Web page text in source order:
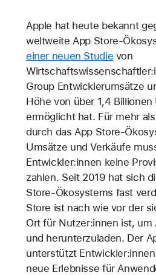
Apple hat heute bekannt
weltweite App Store-
einer neuen Studie von
Group Entwicklerumsätze
Höhe von über 1,4 Billionen
ermöglicht hat. Für mehr
durch das App Store-
Umsätze und Verkäufe
Entwickler:innen keine
zahlen. Seit 2019 hat sich
Store-Ökosystems fast
Store ist nach wie vor der
Ort für Nutzer:innen ist,
und herunterzuladen. Der
unterstützt
neue Erlebnisse für